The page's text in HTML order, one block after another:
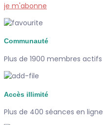
je m'abonne
Communauté
Plus de 1900 membres actifs
Accès illimité
Plus de 400 séances en ligne